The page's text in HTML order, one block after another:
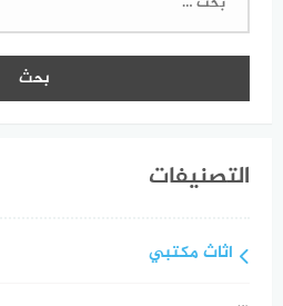
التصنيفات
اثاث مكتبي